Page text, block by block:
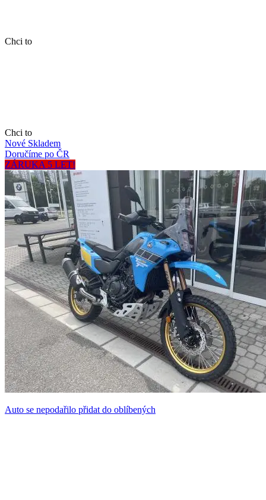
Chci to
Chci to
Nové Skladem
Doručíme po ČR
ZÁRUKA 5 LET!
Auto se nepodařilo přidat do oblíbených